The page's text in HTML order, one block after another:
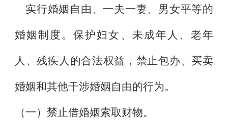
实行婚姻自由、一夫一妻、男女平等的
婚姻制度。保护妇女、未成年人、老年
人、残疾人的合法权益，禁止包办、买卖
婚姻和其他干涉婚姻自由的行为。
（一）禁止借婚姻索取财物。